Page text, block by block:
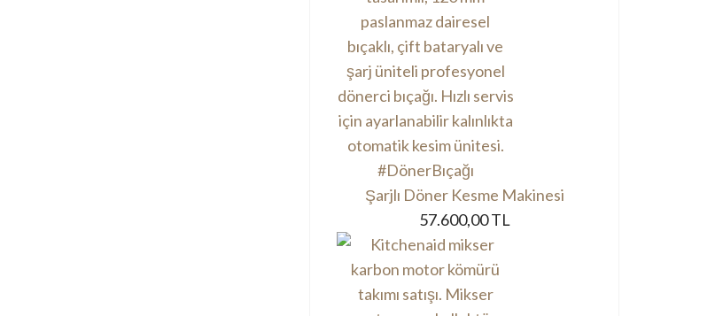
Şarjlı Döner Kesme Makinesi
57.600,00 TL